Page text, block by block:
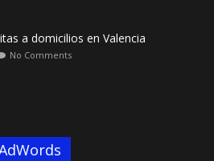
a domicilios en Valencia
No Comments